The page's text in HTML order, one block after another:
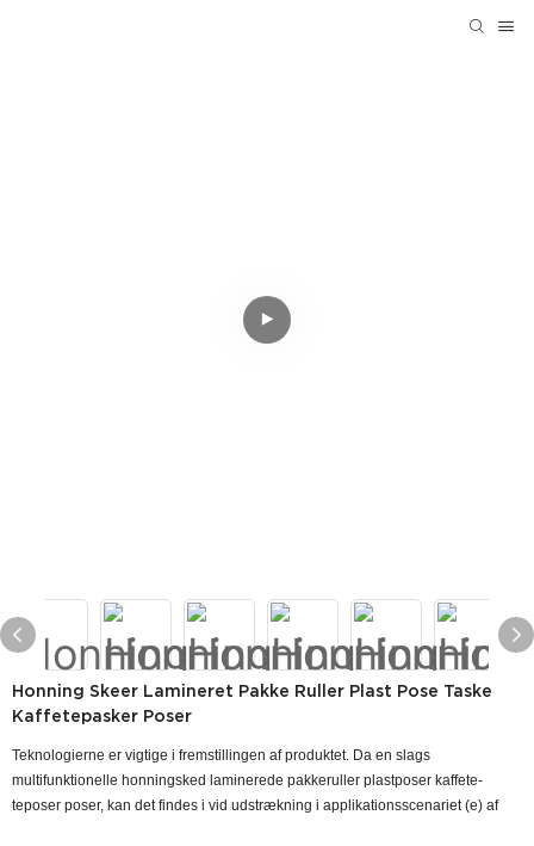
Honning Skeer Lamineret Pakke Ruller Plast Pose Taske
Kaffetepasker Poser
Teknologierne er vigtige i fremstillingen af ​​produktet. Da en slags
multifunktionelle honningsked laminerede pakkeruller plastposer kaffete-
teposer poser, kan det findes i vid udstrækning i applikationsscenariet (e) af